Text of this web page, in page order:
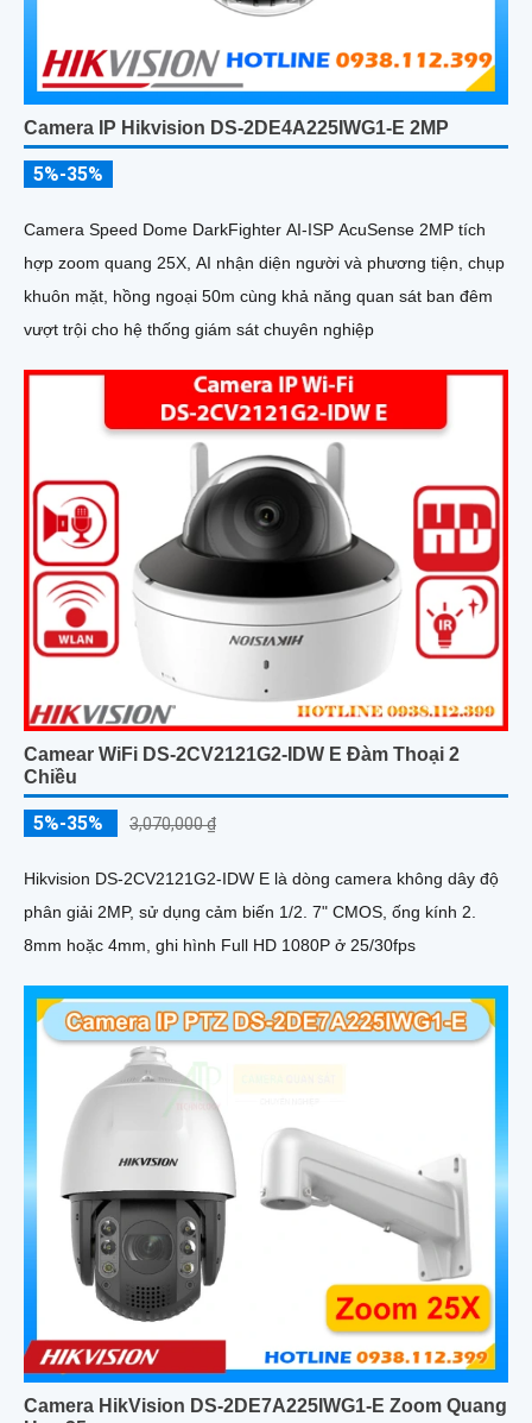
Camera IP Hikvision DS-2DE4A225IWG1-E 2MP
5%-35%
Camera Speed Dome DarkFighter AI-ISP AcuSense 2MP tích
hợp zoom quang 25X, AI nhận diện người và phương tiện, chụp
khuôn mặt, hồng ngoại 50m cùng khả năng quan sát ban đêm
vượt trội cho hệ thống giám sát chuyên nghiệp
Camear WiFi DS-2CV2121G2-IDW E Đàm Thoại 2
Chiều
5%-35% 3,070,000 ₫
Hikvision DS-2CV2121G2-IDW E là dòng camera không dây độ
phân giải 2MP, sử dụng cảm biến 1/2. 7" CMOS, ống kính 2.
8mm hoặc 4mm, ghi hình Full HD 1080P ở 25/30fps
Camera HikVision DS-2DE7A225IWG1-E Zoom Quang